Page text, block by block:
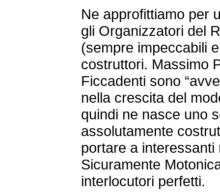
Ne approfittiamo per
gli Organizzatori del
(sempre impeccabili
costruttori. Massimo
Ficcadenti sono
nella crescita del
quindi ne nasce uno
assolutamente
portare a
Sicuramente
interlocutori perfetti.